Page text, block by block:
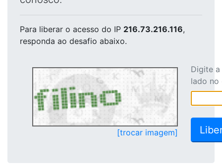
Para liberar o acesso do IP 216.73.216.116,
responda ao desafio abaixo.
[trocar imagem]
Digite
lado no